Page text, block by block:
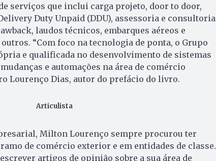
serviços que inclui carga projeto, door to door,
Duty Unpaid (DDU), assessoria e consultoria
laudos técnicos, embarques aéreos e
“Com foco na tecnologia de ponta, o Grupo
e qualificada no desenvolvimento de sistemas
e automações na área de comércio
Lourenço Dias, autor do prefácio do livro.
Articulista
Milton Lourenço sempre procurou ter
de comércio exterior e em entidades de classe.
artigos de opinião sobre a sua área de